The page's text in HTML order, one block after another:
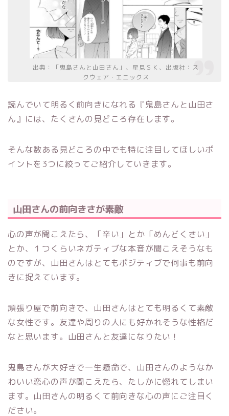
出典：「鬼島さんと山田さん」、星見ＳＫ、出版社：ス
クウェア・エニックス
読んでいて明るく前向きになれる『鬼島さんと山田さ
ん』には、たくさんの見どころ存在します。
そんな数ある見どころの中でも特に注目してほしいポ
イントを3つに絞ってご紹介していきます。
山田さんの前向きさが素敵
心の声が聞こえたら、「辛い」とか「めんどくさい」
とか、１つくらいネガティブな本音が聞こえそうなも
のですが、山田さんはとてもポジティブで何事も前向
きに捉えています。
頑張り屋で前向きで、山田さんはとても明るくて素敵
な女性です。友達や周りの人にも好かれそうな性格だ
なと思います。山田さんと友達になりたい！
鬼島さんが大好きで一生懸命で、山田さんのようなか
わいい恋心の声が聞こえたら、たしかに惚れてしまい
ます。山田さんの明るくて前向きな心の声にご注目く
ださい。